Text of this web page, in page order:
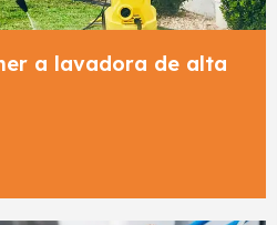
a lavadora de alta